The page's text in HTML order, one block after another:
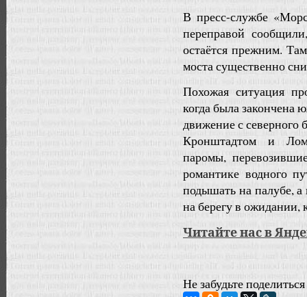
В пресс-службе
переправой
остаётся прежним.
моста существенно
Похожая ситуация
когда была закончена
движение с северного
Кронштадтом и
паромы,
романтике водного
подышать на палубе, а
на берегу в ожидании,
Читайте нас в
Не забудьте